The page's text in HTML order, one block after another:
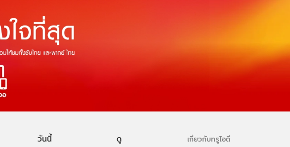
วันนี้ ดู เกี่ยวกับทรูไอดี